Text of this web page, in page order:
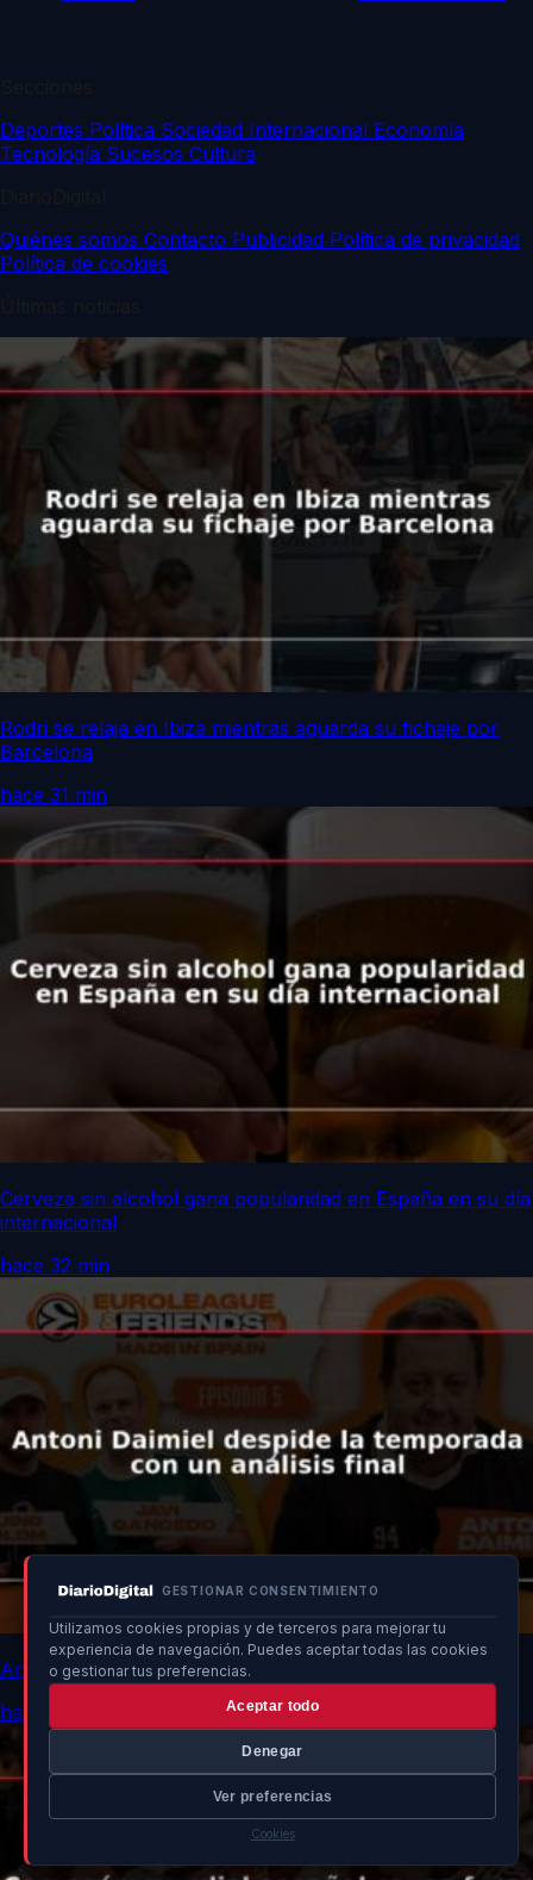
GESTIONAR CONSENTIMIENTO
Utilizamos cookies propias y de terceros para mejorar tu
experiencia de navegación. Puedes aceptar todas las cookies
o gestionar tus preferencias.
Aceptar todo
Denegar
Ver preferencias
Cookies
Deportes Política Sociedad Internacional Economía
Tecnología Sucesos Cultura
Quiénes somos Contacto Publicidad Política de privacidad
Política de cookies
Rodri se relaja en Ibiza mientras aguarda su fichaje por
Barcelona
hace 31 min
Cerveza sin alcohol gana popularidad en España en su día
internacional
hace 32 min
Antoni Daimiel despide la temporada con un análisis final
hace 32 min